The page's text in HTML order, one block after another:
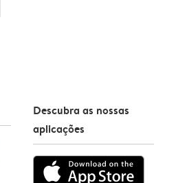
Descubra as nossas
aplicações